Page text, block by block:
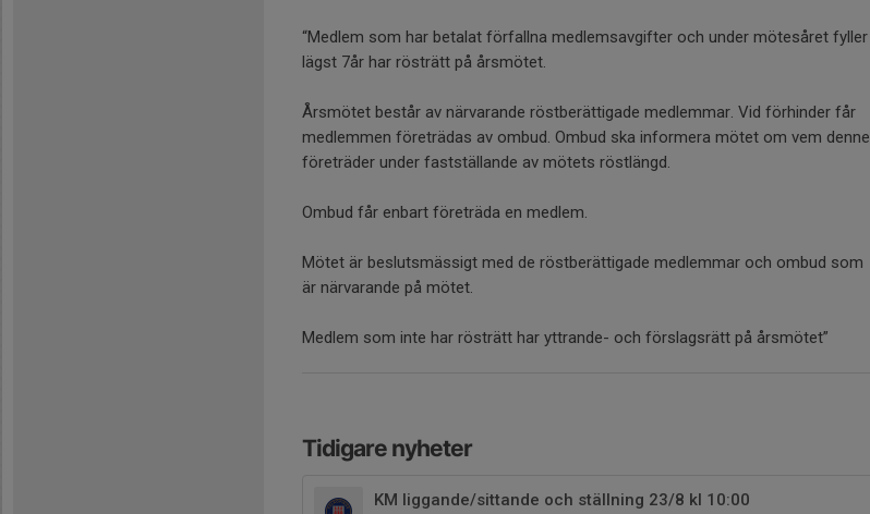
“Medlem som har betalat förfallna medlemsavgifter och under mötesåret fyller
lägst 7år har rösträtt på årsmötet.
Årsmötet består av närvarande röstberättigade medlemmar. Vid förhinder får
medlemmen företrädas av ombud. Ombud ska informera mötet om vem denne
företräder under fastställande av mötets röstlängd.
Ombud får enbart företräda en medlem.
Mötet är beslutsmässigt med de röstberättigade medlemmar och ombud som
är närvarande på mötet.
Medlem som inte har rösträtt har yttrande- och förslagsrätt på årsmötet”
Tidigare nyheter
KM liggande/sittande och ställning 23/8 kl 10:00